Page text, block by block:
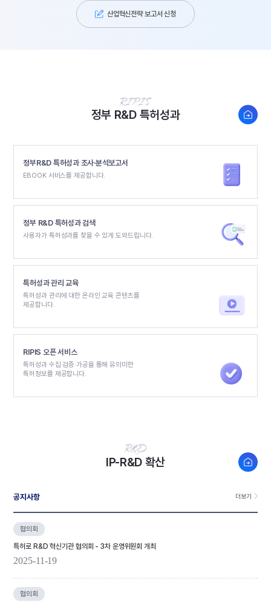
산업혁신전략 보고서 신청
정부 R&D 특허성과 새창열
정부R&D 특허성과 조사·분석보고서
EBOOK 서비스를 제공합니다.
정부 R&D 특허성과 검색
사용자가 특허성과를 찾을 수 있게 도와드립니다.
특허성과 관리 교육
특허성과 관리에 대한 온라인 교육 콘텐츠를
제공합니다.
RIPIS 오픈 서비스
특허성과 수집·검증·가공을 통해 유의미한
특허정보를 제공합니다.
IP-R&D 확산 새창열
공지사항
협의회
특허로 R&D 혁신기관 협의회 - 3차 운영위원회 개최
2025-11-19
협의회
더보기